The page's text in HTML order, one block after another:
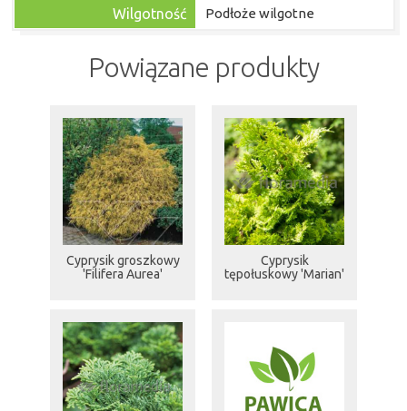
Wilgotność Podłoże wilgotne
Powiązane produkty
Cyprysik groszkowy
'Filifera Aurea'
Cyprysik
tępołuskowy 'Marian'